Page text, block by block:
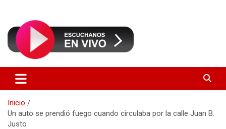
FM Patagonia Madryn
Inicio
Un auto se prendió fuego cuando circulaba por la calle Juan B.
Justo